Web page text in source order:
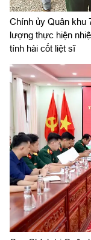
Chính ủy Quân khu
lượng thực hiện
tính hài cốt liệt sĩ